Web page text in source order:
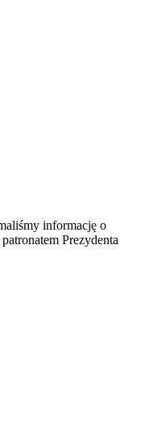
informację o
Prezydenta